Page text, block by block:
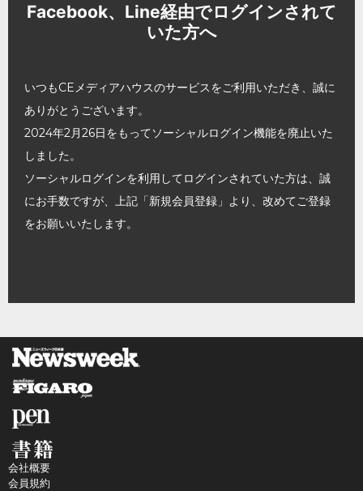
Facebook、Line経由でログインされて
いた方へ
いつもCEメディアハウスのサービスをご利用いただき、誠に
ありがとうございます。
2024年2月26日をもってソーシャルログイン機能を廃止いた
しました。
ソーシャルログインを利用してログインされていた方は、誠
にお手数ですが、上記「新規会員登録」より、改めてご登録
をお願いいたします。
会社概要
会員規約